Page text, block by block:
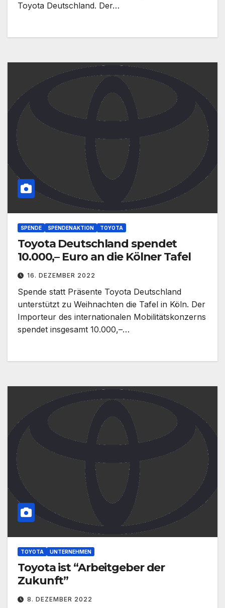
Toyota Deutschland. Der…
SPENDE SPENDENAKTION TOYOTA
Toyota Deutschland spendet
10.000,– Euro an die Kölner Tafel
16. DEZEMBER 2022
Spende statt Präsente Toyota Deutschland
unterstützt zu Weihnachten die Tafel in Köln. Der
Importeur des internationalen Mobilitätskonzerns
spendet insgesamt 10.000,–…
TOYOTA UNTERNEHMEN
Toyota ist “Arbeitgeber der
Zukunft”
8. DEZEMBER 2022